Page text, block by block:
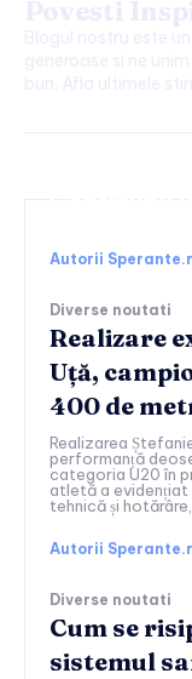
Autorii
Diverse noutati
Realizare
Uță,
400 de
Realizarea
performanță
categoria U20 în
atletă a evidențiat
tehnică și
Autorii
Diverse noutati
Cum se
sistemul